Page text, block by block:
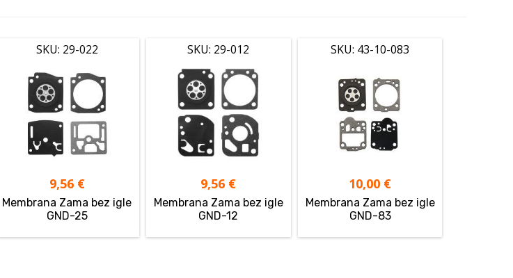
SKU: 29-022
9,56 €
Membrana Zama bez igle
GND-25
SKU: 29-012
9,56 €
Membrana Zama bez igle
GND-12
SKU: 43-10-083
10,00 €
Membrana Zama bez igle
GND-83